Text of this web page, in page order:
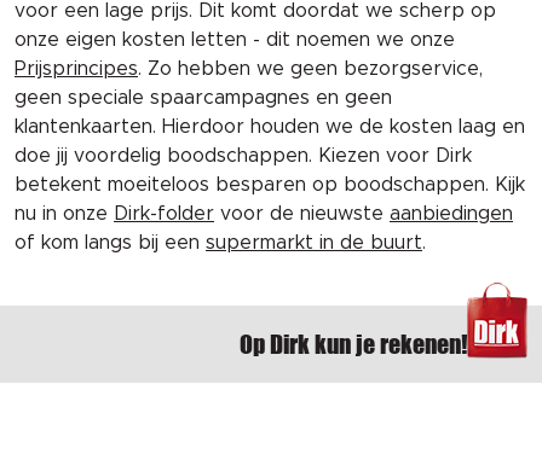
voor een lage prijs. Dit komt doordat we scherp op
onze eigen kosten letten - dit noemen we onze
Prijsprincipes. Zo hebben we geen bezorgservice,
geen speciale spaarcampagnes en geen
klantenkaarten. Hierdoor houden we de kosten laag en
doe jij voordelig boodschappen. Kiezen voor Dirk
betekent moeiteloos besparen op boodschappen. Kijk
nu in onze Dirk-folder voor de nieuwste aanbiedingen
of kom langs bij een supermarkt in de buurt.
Op Dirk kun je rekenen!